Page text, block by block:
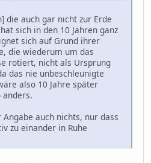
die auch gar nicht zur Erde
sich in den 10 Jahren ganz
sich auf Grund ihrer
die wiederum um das
rotiert, nicht als Ursprung
das nie unbeschleunigte
also 10 Jahre später
anders.
auch nichts, nur dass
zu einander in Ruhe